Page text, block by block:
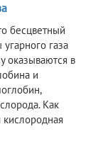
бесцветный
газа
оказываются в
и
Как
кислородная